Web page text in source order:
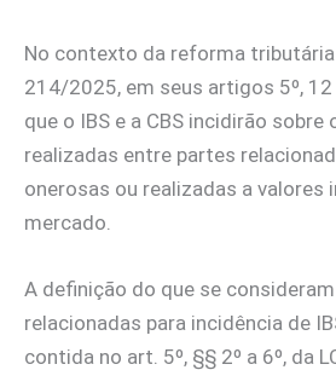
No contexto da reforma tributária
214/2025, em seus artigos 5º,
que o IBS e a CBS incidirão sobre
realizadas entre partes
onerosas ou realizadas a valores
mercado.
A definição do que se
relacionadas para incidência de
contida no art. 5º, §§ 2º a 6º, da